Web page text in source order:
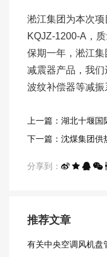
淞江集团为本次
KQJZ-1200-A，
保期一年，淞江
减震器产品，我们
波纹补偿器等减振
上一篇：湖北十堰国
下一篇：沈煤集团供
分享到：
推荐文章
有关中央空调风机盘